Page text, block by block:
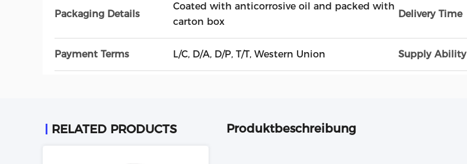
Packaging Details
Coated with anticorrosive oil and packed with
carton box
Delivery Time
Payment Terms L/C, D/A, D/P, T/T, Western Union Supply Ability
RELATED PRODUCTS Produktbeschreibung